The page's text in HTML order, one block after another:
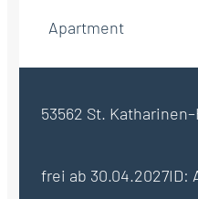
Apartment
53562 St.
frei ab 30.04.2027ID: